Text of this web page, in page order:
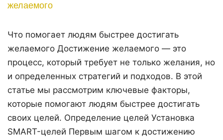
желаемого
Что помогает людям быстрее достигать
желаемого Достижение желаемого — это
процесс, который требует не только желания, но
и определенных стратегий и подходов. В этой
статье мы рассмотрим ключевые факторы,
которые помогают людям быстрее достигать
своих целей. Определение целей Установка
SMART-целей Первым шагом к достижению